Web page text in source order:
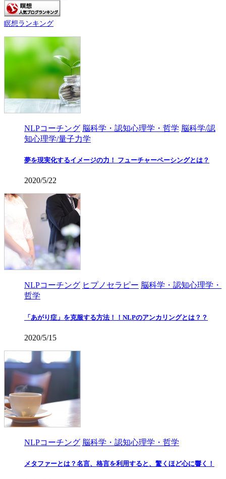
瞑想ランキング
NLPコーチング 脳科学・認知心理学・哲学 脳科学/認
知心理学/量子力学
夢を現実化するイメージの力！ フューチャーペーシングとは？
2020/5/22
NLPコーチング ヒプノセラピー 脳科学・認知心理学・
哲学
「あがり症」を克服する方法！！NLPのアンカリングとは？？
2020/5/15
NLPコーチング 脳科学・認知心理学・哲学
メタファーとは？名言、格言を利用すると、驚くほど心に響く！